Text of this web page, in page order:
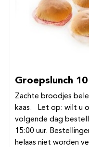
Groepslunch
Zachte broodjes
kaas. Let op: wilt u
volgende dag
15:00 uur.
helaas niet worden